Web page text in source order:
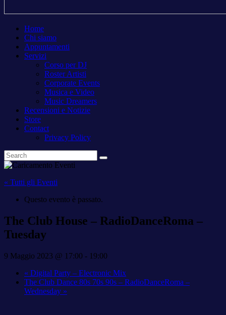
Home
Chi siamo
Appuntamenti
Servizi
Corso per DJ
Roster Artisti
Corporate Events
Musica e Video
Music Dreamers
Recensioni e Notizie
Store
Contact
Privacy Policy
« Tutti gli Eventi
Questo evento è passato.
The Club House – RadioDanceRoma –
Tuesday
9 Maggio 2023 @ 17:00 - 19:00
« Digital Party – Electronic Mix
The Club Dance 80s 70s 90s – RadioDanceRoma –
Wednesday »